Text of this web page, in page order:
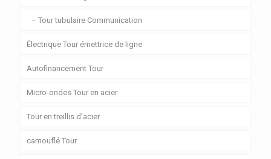
Tour tubulaire Communication
Électrique Tour émettrice de ligne
Autofinancement Tour
Micro-ondes Tour en acier
Tour en treillis d'acier
camouflé Tour